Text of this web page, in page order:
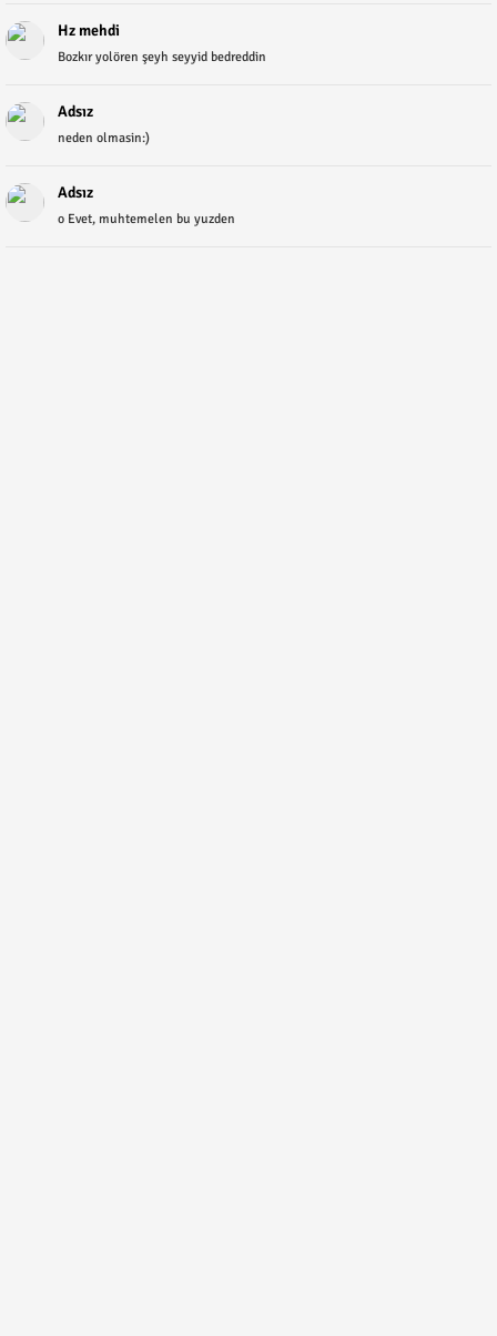
Hz mehdi
Bozkır yolören şeyh seyyid bedreddin
Adsız
neden olmasin:)
Adsız
o Evet, muhtemelen bu yuzden